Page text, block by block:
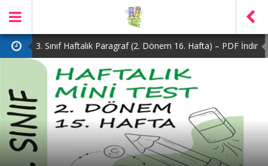
3. Sınıf Haftalık Paragraf (2. Dönem 16. Hafta) – PDF İndir
2. Sınıf Haftalık Paragraf (2. Dönem 16. Hafta) – PDF İndir
1. Sınıf Haftalık Paragraf (2. Dönem 16. Hafta) – PDF İndir
3. Sınıf Haftalık Paragraf (2. Dönem 15. Hafta) – PDF İndir
4. Sınıf Haftalık Paragraf (2. Dönem 16. Hafta) – PDF İndir